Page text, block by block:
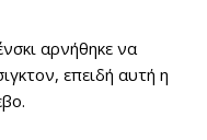
αρνήθηκε να
επειδή αυτή η